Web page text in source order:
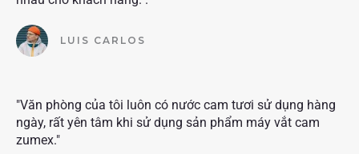
LUIS CARLOS
"Văn phòng của tôi luôn có nước cam tươi sử dụng hàng
ngày, rất yên tâm khi sử dụng sản phẩm máy vắt cam
zumex."